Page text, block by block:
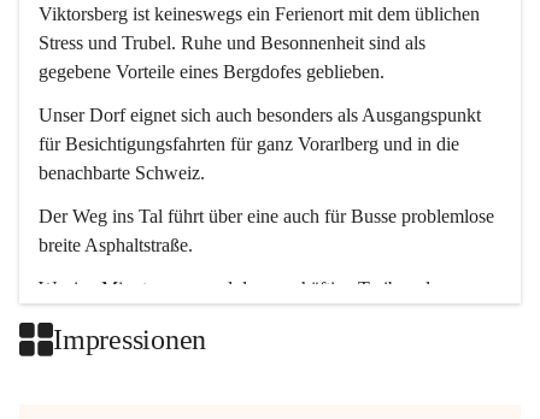
Viktorsberg ist keineswegs ein Ferienort mit dem üblichen
Stress und Trubel. Ruhe und Besonnenheit sind als
gegebene Vorteile eines Bergdofes geblieben.
Unser Dorf eignet sich auch besonders als Ausgangspunkt
für Besichtigungsfahrten für ganz Vorarlberg und in die
benachbarte Schweiz.
Der Weg ins Tal führt über eine auch für Busse problemlose
breite Asphaltstraße.
Wenige Minuten nur, und das geschäftige Treiben der
Impressionen